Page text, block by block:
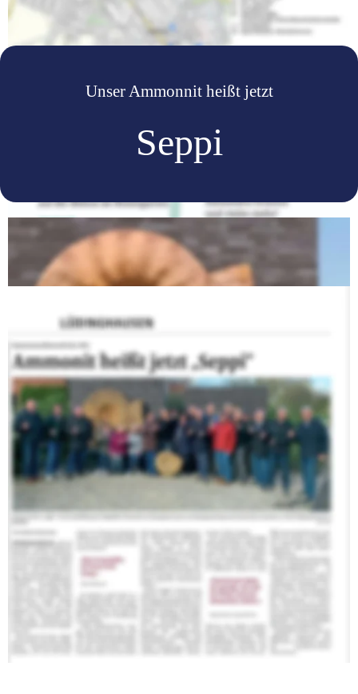
Unser Ammonnit heißt jetzt
Seppi